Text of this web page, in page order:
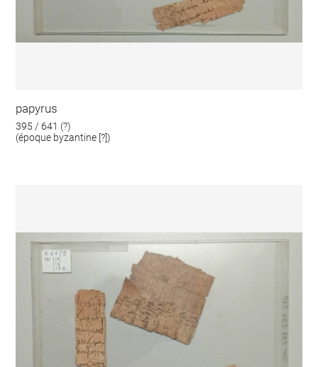
papyrus
395 / 641 (?)
(époque byzantine [?])